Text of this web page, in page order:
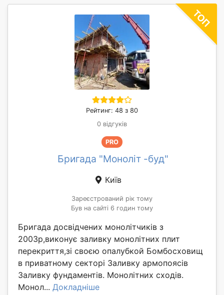
Рейтинг: 48 з 80
0 відгуків
PRO
Бригада "Моноліт -буд"
Київ
Зареєстрований рік тому
Був на сайті 6 годин тому
Бригада досвідчених монолітчиків з
2003р,виконує заливку монолітних плит
перекриття,зі своєю опалубкой Бомбосховищ
в приватному секторі Заливку армопоясів
Заливку фундаментів. Монолітних сходів.
Монол... Докладніше